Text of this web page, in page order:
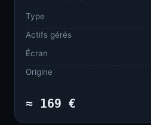
Type
Actifs gérés
Écran
Origine
≈ 169 €